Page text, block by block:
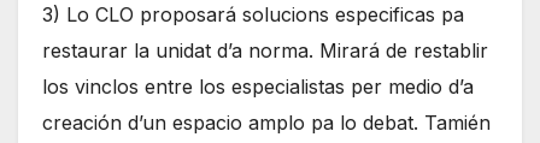
3) Lo CLO proposará solucions especificas pa
restaurar la unidat d’a norma. Mirará de restablir
los vinclos entre los especialistas per medio d’a
creación d’un espacio amplo pa lo debat. Tamién